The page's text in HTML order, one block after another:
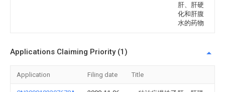
肝、肝硬
化和肝腹
水的药物
Applications Claiming Priority (1)
Application Filing date Title